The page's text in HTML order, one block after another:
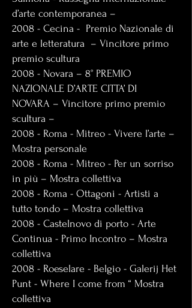
d’arte contemporanea –
2008 - Cecina - Premio Nazionale di
arte e letteratura – Vincitore primo
premio scultura
2008 - Novara – 8° PREMIO
NAZIONALE D’ARTE CITTA’ DI
NOVARA – Vincitore primo premio
scultura –
2008 - Roma - Mitreo - Vivere l’arte –
Mostra personale
2008 - Roma - Mitreo - Per un sorriso
in più – Mostra collettiva
2008 - Roma - Ottagoni - Artisti a
tutto tondo – Mostra collettiva
2008 - Castelnovo di porto - Arte
Continua - Primo Incontro – Mostra
collettiva
2008 - Roeselare - Belgio - Galerij Het
Punt - Where I come from “ Mostra
collettiva